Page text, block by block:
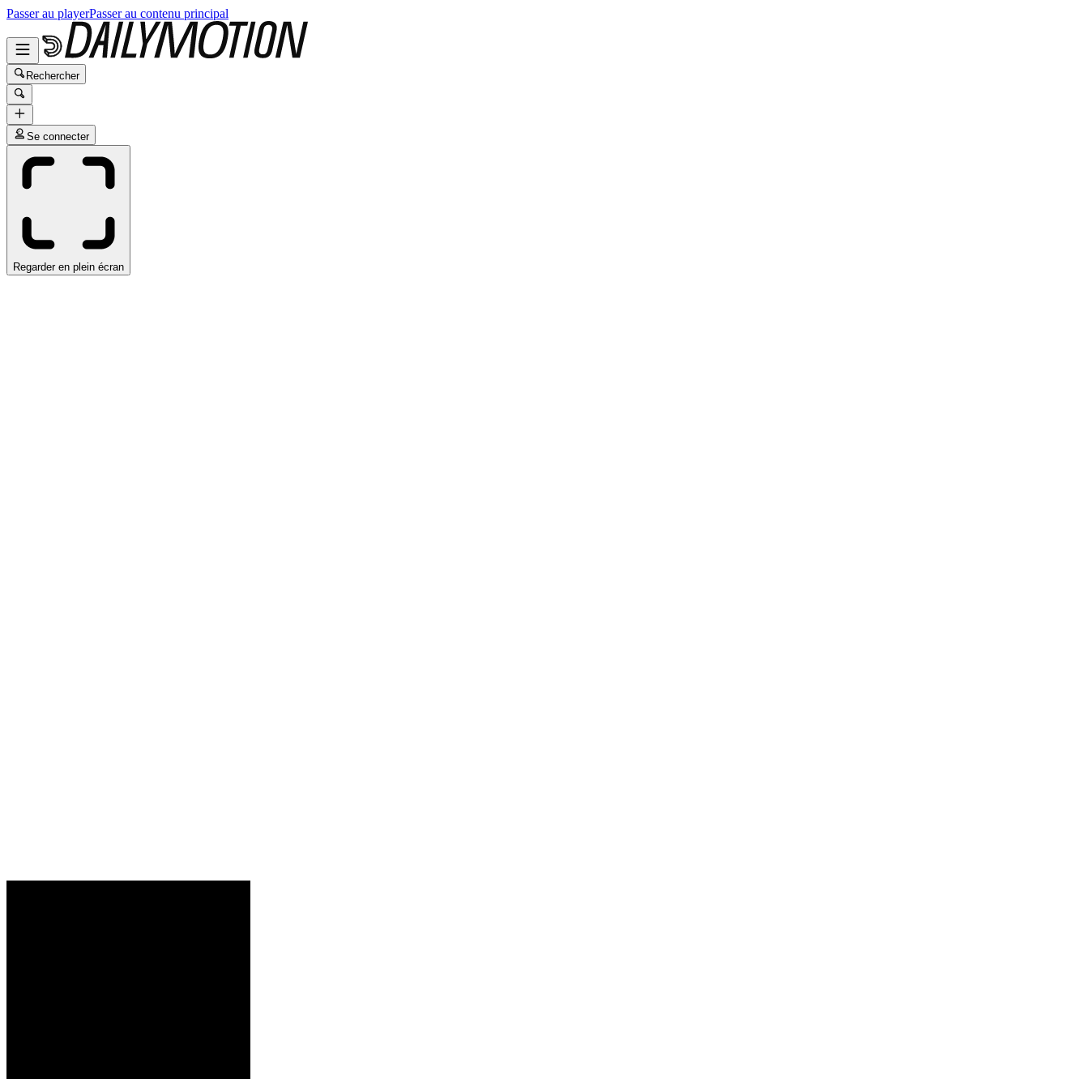
Passer au playerPasser au contenu principal
Rechercher
Se connecter
Regarder en plein écran